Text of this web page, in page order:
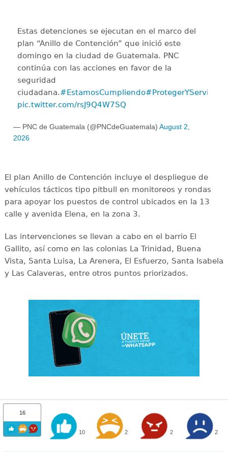
Estas detenciones se ejecutan en el marco del
plan “Anillo de Contención” que inició este
domingo en la ciudad de Guatemala. PNC
continúa con las acciones en favor de la
seguridad
ciudadana.#EstamosCumpliendo#ProtegerYServir
pic.twitter.com/rsJ9Q4W7SQ
— PNC de Guatemala (@PNCdeGuatemala) August 2,
2026
El plan Anillo de Contención incluye el despliegue de
vehículos tácticos tipo pitbull en monitoreos y rondas
para apoyar los puestos de control ubicados en la 13
calle y avenida Elena, en la zona 3.
Las intervenciones se llevan a cabo en el barrio El
Gallito, así como en las colonias La Trinidad, Buena
Vista, Santa Luisa, La Arenera, El Esfuerzo, Santa Isabela
y Las Calaveras, entre otros puntos priorizados.
16
10 2 2 2